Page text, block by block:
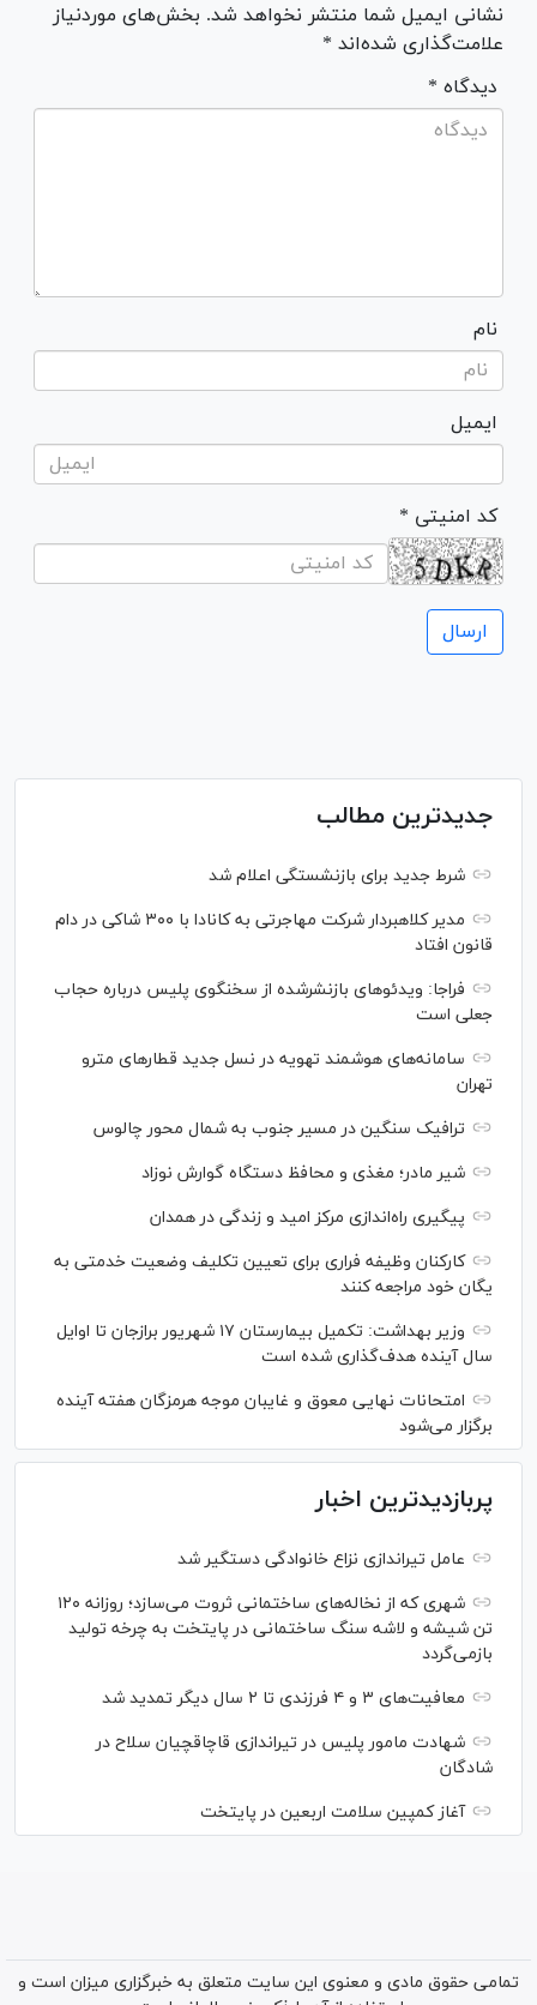
نشانی ایمیل شما منتشر نخواهد شد. بخش‌های موردنیاز
علامت‌گذاری شده‌اند *
* دیدگاه
نام
ایمیل
* کد امنیتی
جدیدترین مطالب
شرط جدید برای بازنشستگی اعلام شد
مدیر کلاهبردار شرکت مهاجرتی به کانادا با ۳۰۰ شاکی در دام
قانون افتاد
فراجا: ویدئو‌های بازنشرشده از سخنگوی پلیس درباره حجاب
جعلی است
سامانه‌های هوشمند تهویه در نسل جدید قطار‌های مترو
تهران
ترافیک سنگین در مسیر جنوب به شمال محور چالوس
شیر مادر؛ مغذی و محافظ دستگاه گوارش نوزاد
پیگیری راه‌اندازی مرکز امید و زندگی در همدان
کارکنان وظیفه فراری برای تعیین تکلیف وضعیت خدمتی به
یگان خود مراجعه کنند
وزیر بهداشت: تکمیل بیمارستان ۱۷ شهریور برازجان تا اوایل
سال آینده هدف‌گذاری شده است
امتحانات نهایی معوق و غایبان موجه هرمزگان هفته آینده
برگزار می‌شود
پربازدیدترین اخبار
عامل تیراندازی نزاع خانوادگی دستگیر شد
شهری که از نخاله‌های ساختمانی ثروت می‌سازد؛ روزانه ۱۲۰
تن شیشه و لاشه سنگ ساختمانی در پایتخت به چرخه تولید
بازمی‌گردد
معافیت‌های ۳ و ۴ فرزندی تا ۲ سال دیگر تمدید شد
شهادت مامور پلیس در تیراندازی قاچاقچیان سلاح در
شادگان
آغاز کمپین سلامت اربعین در پایتخت
تمامی حقوق مادی و معنوی این سایت متعلق به خبرگزاری میزان است و